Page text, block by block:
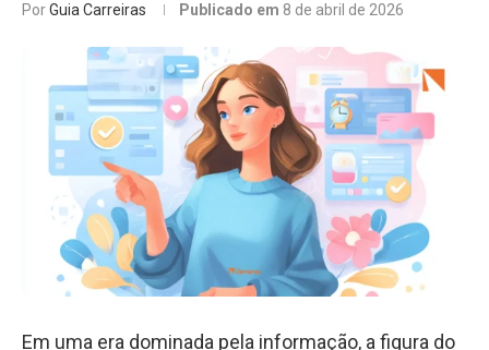
PorGuia Carreiras Publicado em 8 de abril de 2026
Em uma era dominada pela informação, a figura do